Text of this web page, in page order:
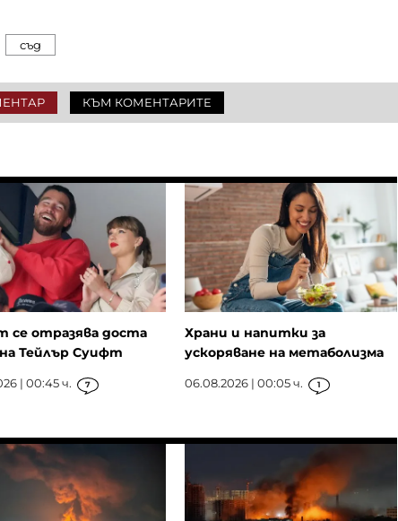
съд
КЪМ КОМЕНТАРИТЕ
ще остане висока -
се отразява доста
Тейлър Суифт
| 00:45 ч. 7
Храни и напитки за
ускоряване на метаболизма
06.08.2026 | 00:05 ч. 1